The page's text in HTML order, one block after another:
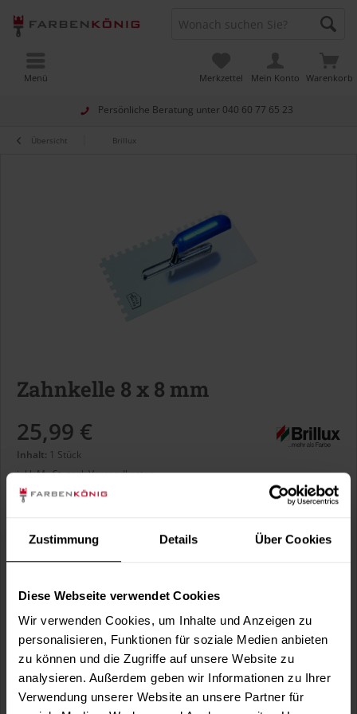
Zustimmung Details Über Cookies
Diese Webseite verwendet Cookies
Wir verwenden Cookies, um Inhalte und Anzeigen zu
personalisieren, Funktionen für soziale Medien anbieten
zu können und die Zugriffe auf unsere Website zu
analysieren. Außerdem geben wir Informationen zu Ihrer
Verwendung unserer Website an unsere Partner für
Persönliche Beratung unter 040 60 77 65 23
Warenkorb
Merkzettel Mein Konto
Menü
Übersicht Brillux
Zahnkelle 8 x 8 mm
25,99 €
Inhalt: 1 Stück
inkl. MwSt.zzgl. Versandkosten
Sofort versandfertig, Lieferzeit ca. 1-3 Arbeitstage
Merken Fragen zum Artikel?
Artikel-Nr.: BX3704
Sie möchten eine größere Menge kaufen